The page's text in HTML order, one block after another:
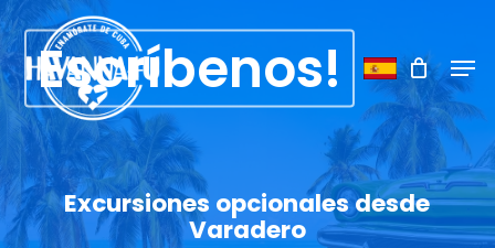
Skip
to
main
contentEscríbenos!
Excursiones opcionales desde
Varadero